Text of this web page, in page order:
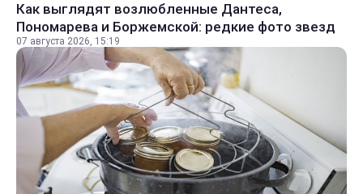
Как выглядят возлюбленные Дантеса,
Пономарева и Боржемской: редкие фото звезд
07 августа 2026, 15:19